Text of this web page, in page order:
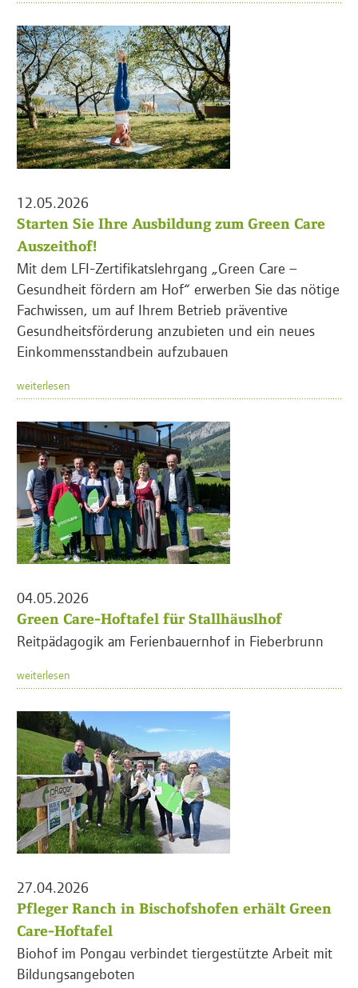
12.05.2026
Starten Sie Ihre Ausbildung zum Green Care
Auszeithof!
Mit dem LFI-Zertifikatslehrgang „Green Care –
Gesundheit fördern am Hof“ erwerben Sie das nötige
Fachwissen, um auf Ihrem Betrieb präventive
Gesundheitsförderung anzubieten und ein neues
Einkommensstandbein aufzubauen
weiterlesen
04.05.2026
Green Care-Hoftafel für Stallhäuslhof
Reitpädagogik am Ferienbauernhof in Fieberbrunn
weiterlesen
27.04.2026
Pfleger Ranch in Bischofshofen erhält Green
Care-Hoftafel
Biohof im Pongau verbindet tiergestützte Arbeit mit
Bildungsangeboten